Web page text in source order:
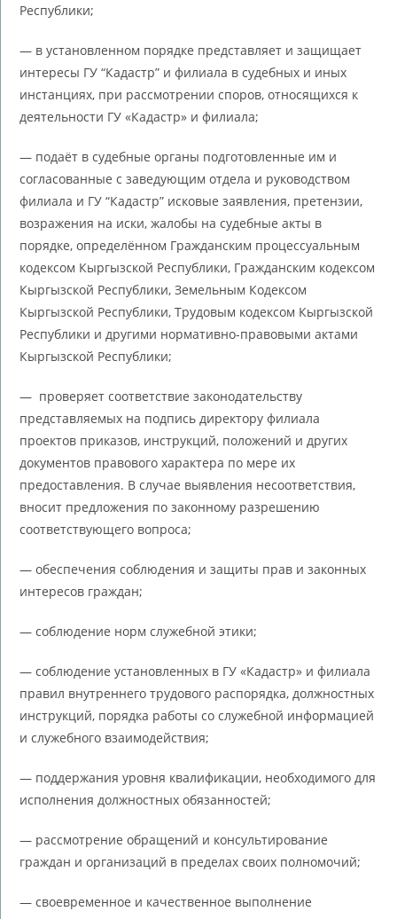
Республики;
— в установленном порядке представляет и защищает
интересы ГУ “Кадастр” и филиала в судебных и иных
инстанциях, при рассмотрении споров, относящихся к
деятельности ГУ «Кадастр» и филиала;
— подаёт в судебные органы подготовленные им и
согласованные с заведующим отдела и руководством
филиала и ГУ “Кадастр” исковые заявления, претензии,
возражения на иски, жалобы на судебные акты в
порядке, определённом Гражданским процессуальным
кодексом Кыргызской Республики, Гражданским кодексом
Кыргызской Республики, Земельным Кодексом
Кыргызской Республики, Трудовым кодексом Кыргызской
Республики и другими нормативно-правовыми актами
Кыргызской Республики;
— проверяет соответствие законодательству
представляемых на подпись директору филиала
проектов приказов, инструкций, положений и других
документов правового характера по мере их
предоставления. В случае выявления несоответствия,
вносит предложения по законному разрешению
соответствующего вопроса;
— обеспечения соблюдения и защиты прав и законных
интересов граждан;
— соблюдение норм служебной этики;
— соблюдение установленных в ГУ «Кадастр» и филиала
правил внутреннего трудового распорядка, должностных
инструкций, порядка работы со служебной информацией
и служебного взаимодействия;
— поддержания уровня квалификации, необходимого для
исполнения должностных обязанностей;
— рассмотрение обращений и консультирование
граждан и организаций в пределах своих полномочий;
— своевременное и качественное выполнение